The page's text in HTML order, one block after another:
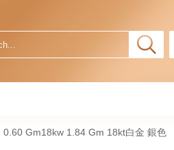
Gm18kw 1.84 Gm 18kt白金 銀色